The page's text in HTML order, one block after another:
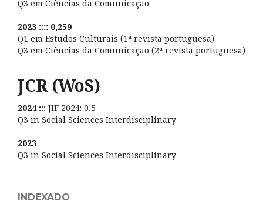
Q3 em Ciências da Comunicação
2023 :::: 0,259
Q1 em Estudos Culturais (1ª revista portuguesa)
Q3 em Ciências da Comunicação (2ª revista portuguesa)
JCR (WoS)
2024 ::: JIF 2024: 0,5
Q3 in Social Sciences Interdisciplinary
2023
Q3 in Social Sciences Interdisciplinary
INDEXADO